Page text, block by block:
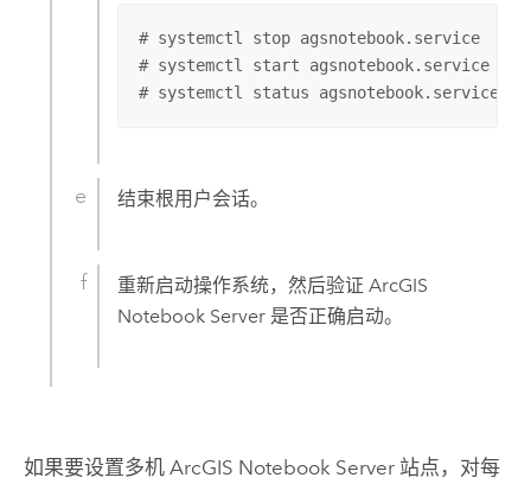
# systemctl stop agsnotebook.service
# systemctl start agsnotebook.service
# systemctl status agsnotebook.service
结束根用户会话。
重新启动操作系统，然后验证ArcGIS
Notebook Server 是否正确启动。
如果要设置多机 ArcGIS Notebook Server站点，对每